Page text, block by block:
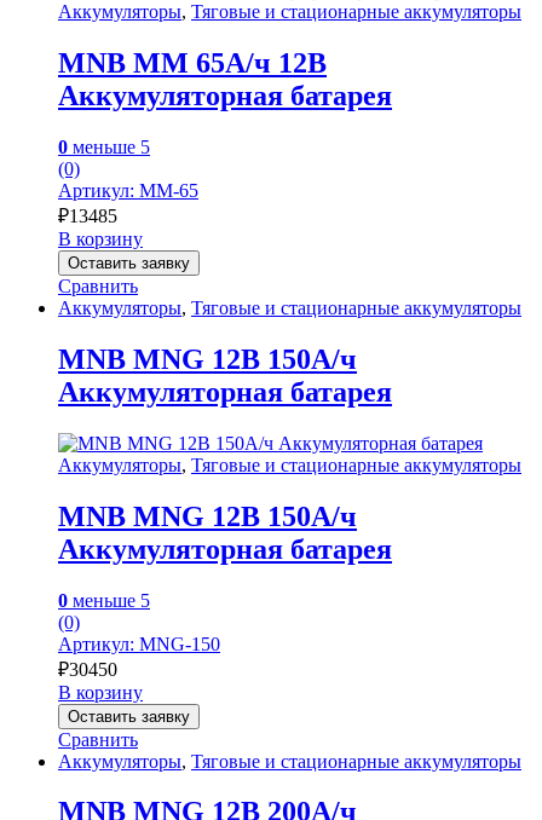
Аккумуляторы, Тяговые и стационарные аккумуляторы
MNB MM 65А/ч 12В
Аккумуляторная батарея
0 меньше 5
(0)
Артикул: MM-65
₽13485
В корзину
Оставить заявку
Сравнить
Аккумуляторы, Тяговые и стационарные аккумуляторы
MNB MNG 12В 150А/ч
Аккумуляторная батарея
Аккумуляторы, Тяговые и стационарные аккумуляторы
MNB MNG 12В 150А/ч
Аккумуляторная батарея
0 меньше 5
(0)
Артикул: MNG-150
₽30450
В корзину
Оставить заявку
Сравнить
Аккумуляторы, Тяговые и стационарные аккумуляторы
MNB MNG 12В 200А/ч